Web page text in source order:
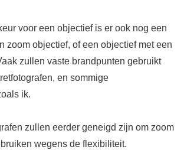
voor een objectief is er ook nog een
zoom objectief, of een objectief met een
zullen vaste brandpunten gebruikt
en sommige
ik.
zullen eerder geneigd zijn om zoom
wegens de flexibiliteit.